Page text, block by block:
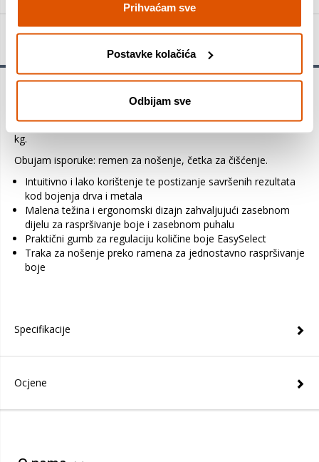
Prihvaćam sve
Postavke kolačića
Odbijam sve
Detalji proizvoda
napon akumulatora 18,0 V, učinak 0-100
ml/min, brzina bojanja 1 m²/min, volumen posude 800 ml,
dužina crijeva 1,3 m, tehnologija raspršivanja HVLP, težina 1.8
kg.
Obujam isporuke: remen za nošenje, četka za čišćenje.
Intuitivno i lako korištenje te postizanje savršenih rezultata
kod bojenja drva i metala
Malena težina i ergonomski dizajn zahvaljujući zasebnom
dijelu za raspršivanje boje i zasebnom puhalu
Praktični gumb za regulaciju količine boje EasySelect
Traka za nošenje preko ramena za jednostavno raspršivanje
boje
Specifikacije
Ocjene